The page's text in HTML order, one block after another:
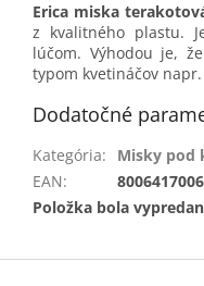
Erica miska
z kvalitného plastu.
lúčom. Výhodou je,
typom kvetináčov
Dodatočné
Kategória:
Misky pod
EAN:
Položka bola
Z